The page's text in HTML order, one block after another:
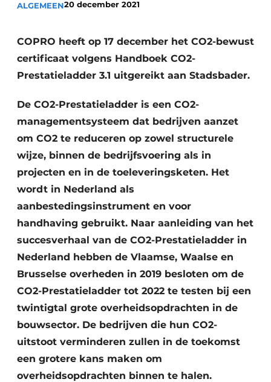
ALGEMEEN20 december 2021
COPRO heeft op 17 december het CO2-bewust
certificaat volgens Handboek CO2-
Prestatieladder 3.1 uitgereikt aan Stadsbader.
De CO2-Prestatieladder is een CO2-
managementsysteem dat bedrijven aanzet
om CO2 te reduceren op zowel structurele
wijze, binnen de bedrijfsvoering als in
projecten en in de toeleveringsketen. Het
wordt in Nederland als
aanbestedingsinstrument en voor
handhaving gebruikt. Naar aanleiding van het
succesverhaal van de CO2-Prestatieladder in
Nederland hebben de Vlaamse, Waalse en
Brusselse overheden in 2019 besloten om de
CO2-Prestatieladder tot 2022 te testen bij een
twintigtal grote overheidsopdrachten in de
bouwsector. De bedrijven die hun CO2-
uitstoot verminderen zullen in de toekomst
een grotere kans maken om
overheidsopdrachten binnen te halen.